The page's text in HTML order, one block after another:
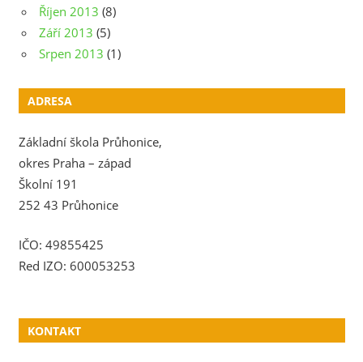
Říjen 2013 (8)
Září 2013 (5)
Srpen 2013 (1)
ADRESA
Základní škola Průhonice,
okres Praha – západ
Školní 191
252 43 Průhonice
IČO: 49855425
Red IZO: 600053253
KONTAKT